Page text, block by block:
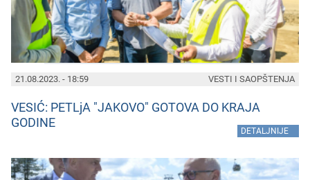
21.08.2023. - 18:59
VESIĆ: PETLjA "JAKOVO" GOTOVA DO KRAJA
GODINE
DETALJNIJE
VESTI I SAOPŠTENJA